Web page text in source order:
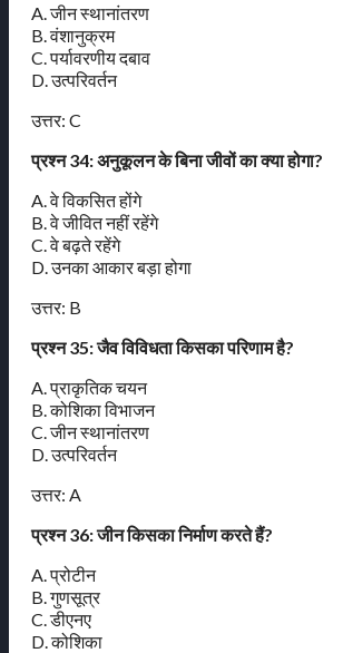
A. जीन स्थानांतरण
B. वंशानुक्रम
C. पर्यावरणीय दबाव
D. उत्परिवर्तन
उत्तर: C
प्रश्न 34: अनुकूलन के बिना जीवों का क्या होगा?
A. वे विकसित होंगे
B. वे जीवित नहीं रहेंगे
C. वे बढ़ते रहेंगे
D. उनका आकार बड़ा होगा
उत्तर: B
प्रश्न 35: जैव विविधता किसका परिणाम है?
A. प्राकृतिक चयन
B. कोशिका विभाजन
C. जीन स्थानांतरण
D. उत्परिवर्तन
उत्तर: A
प्रश्न 36: जीन किसका निर्माण करते हैं?
A. प्रोटीन
B. गुणसूत्र
C. डीएनए
D. कोशिका